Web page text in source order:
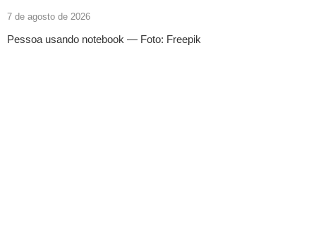
7 de agosto de 2026
Pessoa usando notebook — Foto: Freepik